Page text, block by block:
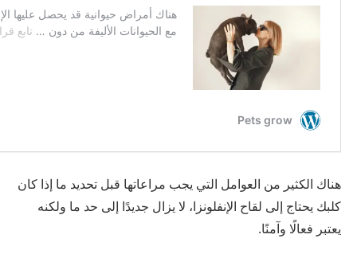
هناك الكثير من العوامل التي يجب مراعاتها قبل تحديد ما إذا كان
كلبك يحتاج إلى لقاح الإنفلونزا، لا يزال جديدًا إلى حد ما ولكنه
يعتبر فعالًا وآمنًا.